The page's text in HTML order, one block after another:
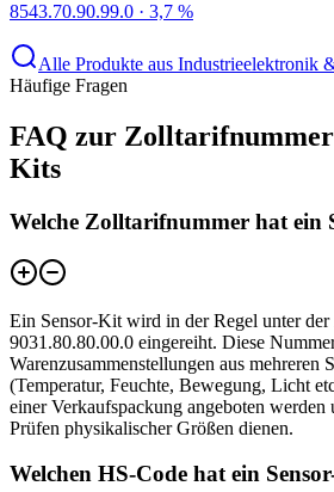
8543.70.90.99.0 · 3,7 %
Alle Produkte aus Industrieelektronik
Häufige Fragen
FAQ zur
Kits
Welche Zolltarifnummer hat ein
Ein Sensor-Kit wird in der Regel unter
9031.80.80.00.0 eingereiht. Diese
Warenzusammenstellungen aus mehreren
(Temperatur, Feuchte, Bewegung, Licht
einer Verkaufspackung angeboten werden
Prüfen physikalischer Größen dienen.
Welchen HS-Code hat ein